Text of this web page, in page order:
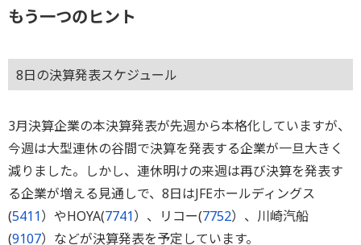
もう一つのヒント
8日の決算発表スケジュール
3月決算企業の本決算発表が先週から本格化していますが、
今週は大型連休の谷間で決算を発表する企業が一旦大きく
減りました。しかし、連休明けの来週は再び決算を発表す
る企業が増える見通しで、8日はJFEホールディングス
(5411）やHOYA(7741）、リコー(7752）、川崎汽船
(9107）などが決算発表を予定しています。